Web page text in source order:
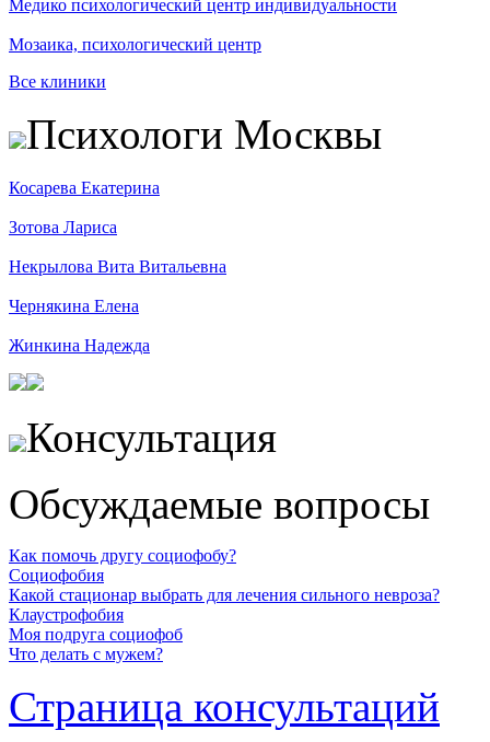
Медико психологический центр индивидуальности
Мозаика, психологический центр
Все клиники
Психологи Москвы
Косарева Екатерина
Зотова Лариса
Некрылова Вита Витальевна
Чернякина Елена
Жинкина Надежда
Консультация
Обсуждаемые вопросы
Как помочь другу социофобу?
Социофобия
Какой стационар выбрать для лечения сильного невроза?
Клаустрофобия
Моя подруга социофоб
Что делать с мужем?
Страница консультаций